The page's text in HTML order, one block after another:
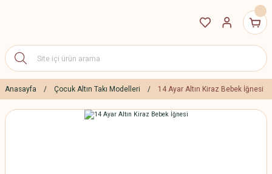
Anasayfa Çocuk Altın Takı Modelleri 14 Ayar Altın Kiraz Bebek İğnesi